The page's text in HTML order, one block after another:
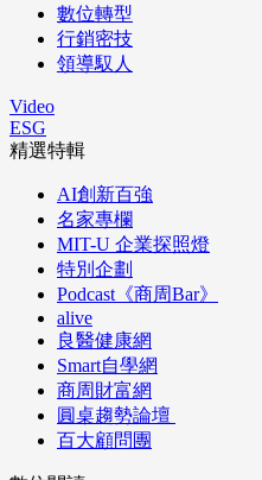
數位轉型
行銷密技
領導馭人
Video
ESG
精選特輯
AI創新百強
名家專欄
MIT-U 企業探照燈
特別企劃
Podcast《商周Bar》
alive
良醫健康網
Smart自學網
商周財富網
圓桌趨勢論壇
百大顧問團